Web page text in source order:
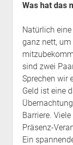
Was hat das
Natürlich
ganz nett,
sind zwei
Sprechen wir
Geld ist eine
Barriere.
Präsenz-
Ein